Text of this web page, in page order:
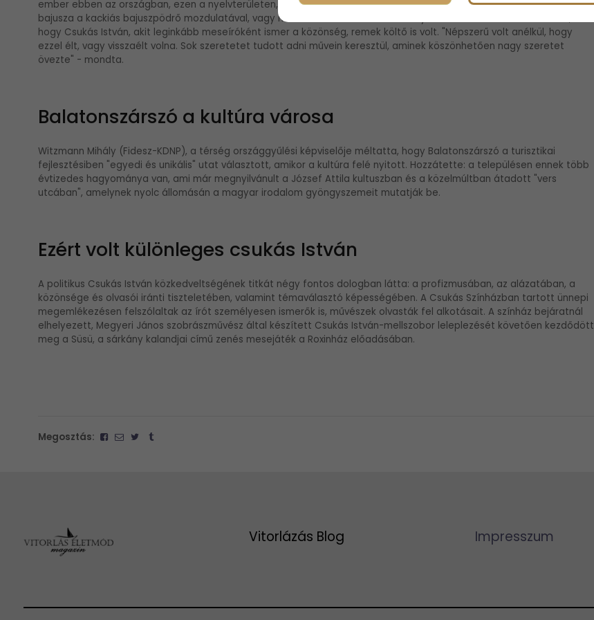
ember ebben az országban, ezen a nyelvterületen, akinek a neve hallatára ne jelennék meg az arca, a jellegzetes
bajusza a kackiás bajuszpödrő mozdulatával, vagy ne azonosítaná nevét valamelyik hősével. "Emlékeztetett arra,
hogy Csukás István, akit leginkább meseíróként ismer a közönség, remek költő is volt. "Népszerű volt anélkül, hogy
ezzel élt, vagy visszaélt volna. Sok szeretetet tudott adni művein keresztül, aminek köszönhetően nagy szeretet
övezte" - mondta.
Balatonszárszó a kultúra városa
Witzmann Mihály (Fidesz-KDNP), a térség országgyűlési képviselője méltatta, hogy Balatonszárszó a turisztikai
fejlesztésiben "egyedi és unikális" utat választott, amikor a kultúra felé nyitott. Hozzátette: a településen ennek több
évtizedes hagyománya van, ami már megnyilvánult a József Attila kultuszban és a közelmúltban átadott "vers
utcában", amelynek nyolc állomásán a magyar irodalom gyöngyszemeit mutatják be.
Ezért volt különleges csukás István
A politikus Csukás István közkedveltségének titkát négy fontos dologban látta: a profizmusában, az alázatában, a
közönsége és olvasói iránti tiszteletében, valamint témaválasztó képességében. A Csukás Színházban tartott ünnepi
megemlékezésen felszólaltak az írót személyesen ismerők is, művészek olvasták fel alkotásait. A színház bejáratnál
elhelyezett, Megyeri János szobrászművész által készített Csukás István-mellszobor leleplezését követően kezdődött
meg a Süsü, a sárkány kalandjai című zenés mesejáték a Roxinház előadásában.
Megosztás:
Vitorlázás Blog Impresszum